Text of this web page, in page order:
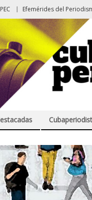
Efemérides del